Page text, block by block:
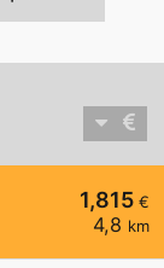
1,815 €
4,8 km